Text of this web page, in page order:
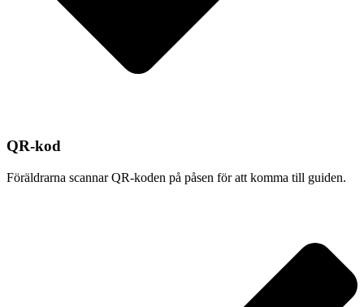
QR-kod
Föräldrarna scannar QR-koden på påsen för att komma till guiden.